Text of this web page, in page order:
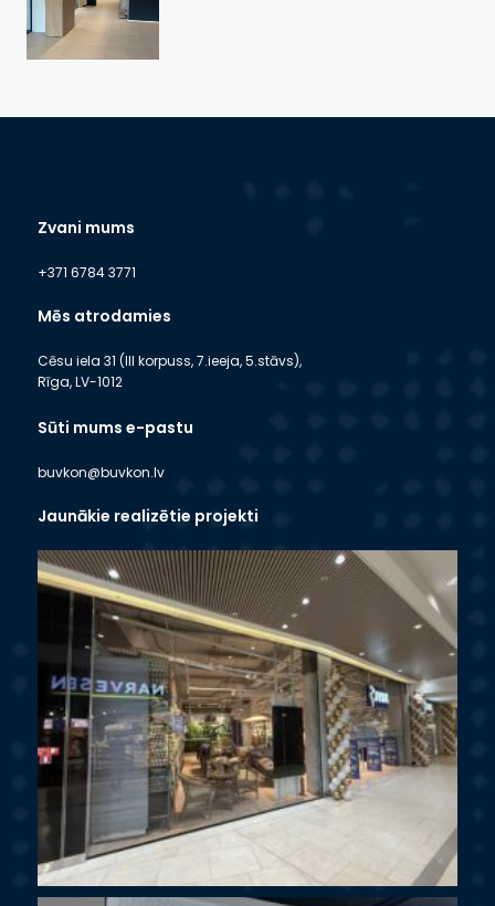
Zvani mums
+371 6784 3771
Mēs atrodamies
Cēsu iela 31 (III korpuss, 7.ieeja, 5.stāvs),
Rīga, LV-1012
Sūti mums e-pastu
buvkon@buvkon.lv
Jaunākie realizētie projekti